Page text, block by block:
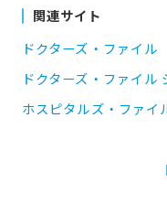
関連サイト
ドクターズ・ファイル
ドクターズ・ファイル
ホスピタルズ・ファイ